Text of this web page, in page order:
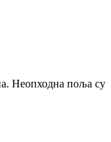
Неопходна поља су